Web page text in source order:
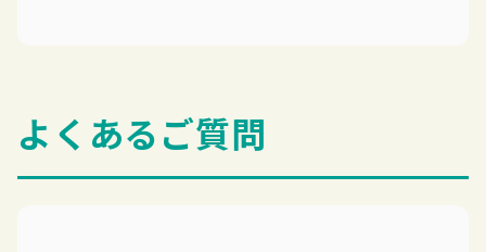
よくあるご質問